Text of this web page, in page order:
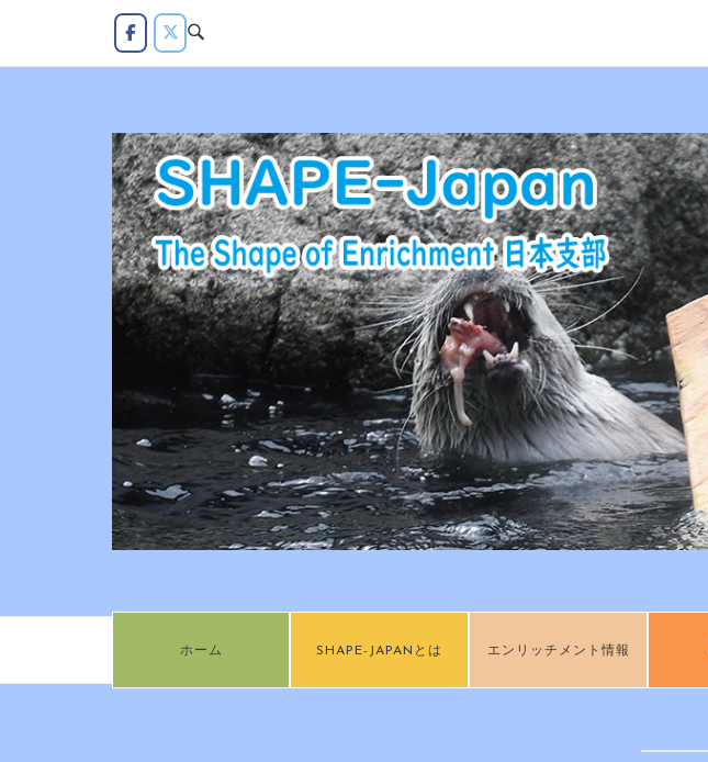
ホーム SHAPE-JAPANとは エンリッチメント情報